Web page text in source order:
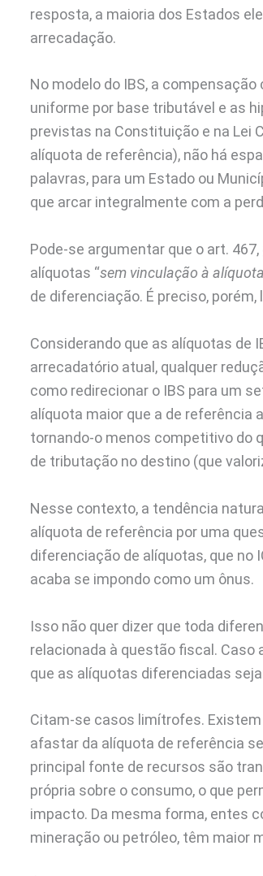
resposta, a maioria dos Estados
arrecadação.
No modelo do IBS, a
uniforme por base tributável e as
previstas na Constituição e na Lei
alíquota de referência), não há
palavras, para um Estado ou
que arcar integralmente com a
Pode-se argumentar que o art.
alíquotas “sem vinculação à
de diferenciação. É preciso,
Considerando que as alíquotas de
arrecadatório atual, qualquer
como redirecionar o IBS para um
alíquota maior que a de referência
tornando-o menos competitivo do
de tributação no destino (que
Nesse contexto, a tendência
alíquota de referência por uma
diferenciação de alíquotas, que no
acaba se impondo como um ônus.
Isso não quer dizer que toda
relacionada à questão fiscal. Caso
que as alíquotas diferenciadas
Citam-se casos limítrofes.
afastar da alíquota de referência
principal fonte de recursos são
própria sobre o consumo, o que
impacto. Da mesma forma, entes
mineração ou petróleo, têm maior